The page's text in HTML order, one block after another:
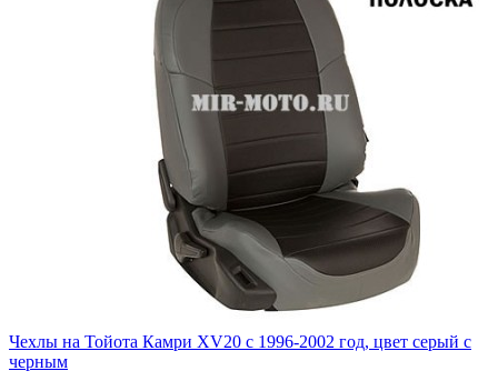
Чехлы на Тойота Камри XV20 с 1996-2002 год, цвет серый с
черным